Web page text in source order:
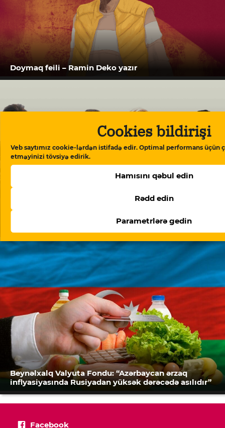
Cookies bildirişi
Veb saytımız cookie-lərdən istifadə edir. Optimal performans üçün
etməyinizi tövsiyə edirik.
Hamısını qəbul edin
Rədd edin
Parametrlərə gedin
Doymaq feili – Ramin Deko yazır
“Meydan TV işi”: “Burada mühakimə olunan
Azərbaycan cəmiyyətinin vicdanıdır”
Beynəlxalq Valyuta Fondu: “Azərbaycan ərzaq
inflyasiyasında Rusiyadan yüksək dərəcədə asılıdır”
Facebook